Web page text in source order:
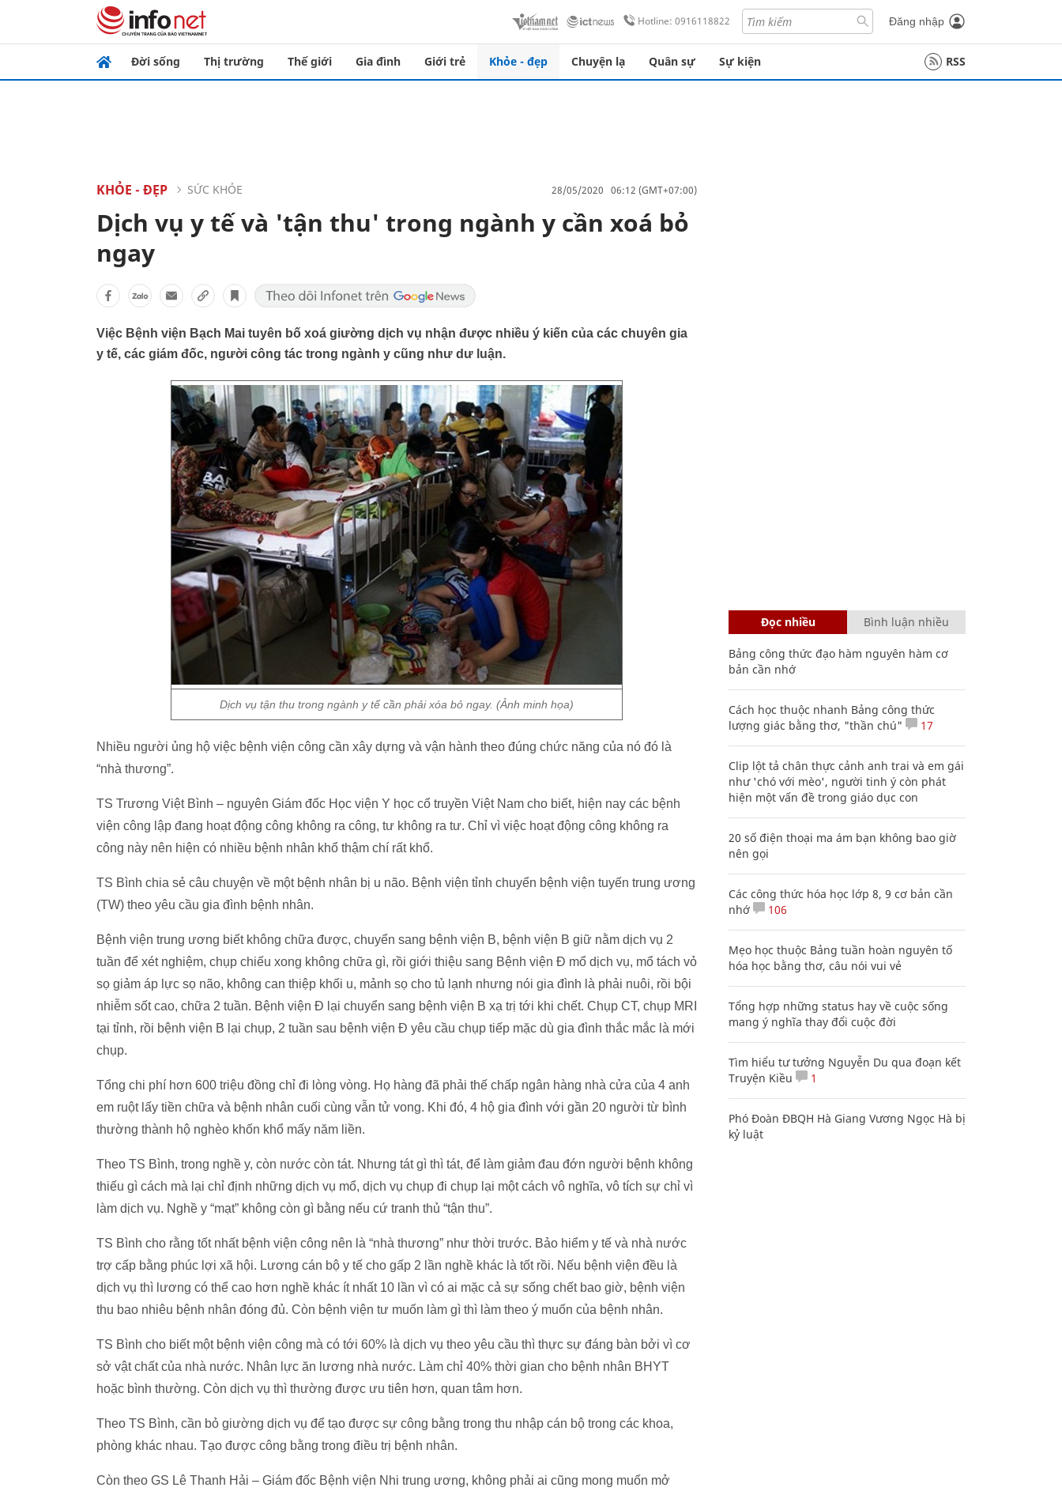
Hotline: 0916118822 Đăng nhập
Đời sống Thị trường Thế giới Gia đình Giới trẻ Khỏe - đẹp Chuyện lạ Quân sự Sự kiện RSS
KHỎE - ĐẸP SỨC KHỎE 28/05/2020 06:12 (GMT+07:00)
Dịch vụ y tế và 'tận thu' trong ngành y cần xoá bỏ
ngay
Việc Bệnh viện Bạch Mai tuyên bố xoá giường dịch vụ nhận được nhiều ý kiến của các chuyên gia
y tế, các giám đốc, người công tác trong ngành y cũng như dư luận.
Dịch vụ tận thu trong ngành y tế cần phải xóa bỏ ngay. (Ảnh minh họa)
Nhiều người ủng hộ việc bệnh viện công cần xây dựng và vận hành theo đúng chức năng của nó đó là
“nhà thương”.
TS Trương Việt Bình – nguyên Giám đốc Học viện Y học cổ truyền Việt Nam cho biết, hiện nay các bệnh
viện công lập đang hoạt động công không ra công, tư không ra tư. Chỉ vì việc hoạt động công không ra
công này nên hiện có nhiều bệnh nhân khổ thậm chí rất khổ.
TS Bình chia sẻ câu chuyện về một bệnh nhân bị u não. Bệnh viện tỉnh chuyển bệnh viện tuyến trung ương
(TW) theo yêu cầu gia đình bệnh nhân.
Bệnh viện trung ương biết không chữa được, chuyển sang bệnh viện B, bệnh viện B giữ nằm dịch vụ 2
tuần để xét nghiệm, chụp chiếu xong không chữa gì, rồi giới thiệu sang Bệnh viện Đ mổ dịch vụ, mổ tách vỏ
sọ giảm áp lực sọ não, không can thiệp khối u, mảnh sọ cho tủ lạnh nhưng nói gia đình là phải nuôi, rồi bội
nhiễm sốt cao, chữa 2 tuần. Bệnh viện Đ lại chuyển sang bệnh viện B xạ trị tới khi chết. Chụp CT, chụp MRI
tại tỉnh, rồi bệnh viện B lại chụp, 2 tuần sau bệnh viện Đ yêu cầu chụp tiếp mặc dù gia đình thắc mắc là mới
chụp.
Tổng chi phí hơn 600 triệu đồng chỉ đi lòng vòng. Họ hàng đã phải thế chấp ngân hàng nhà cửa của 4 anh
em ruột lấy tiền chữa và bệnh nhân cuối cùng vẫn tử vong. Khi đó, 4 hộ gia đình với gần 20 người từ bình
thường thành hộ nghèo khốn khổ mấy năm liền.
Theo TS Bình, trong nghề y, còn nước còn tát. Nhưng tát gì thì tát, để làm giảm đau đớn người bệnh không
thiếu gì cách mà lại chỉ định những dịch vụ mổ, dịch vụ chụp đi chụp lại một cách vô nghĩa, vô tích sự chỉ vì
làm dịch vụ. Nghề y “mạt” không còn gì bằng nếu cứ tranh thủ “tận thu”.
TS Bình cho rằng tốt nhất bệnh viện công nên là “nhà thương” như thời trước. Bảo hiểm y tế và nhà nước
trợ cấp bằng phúc lợi xã hội. Lương cán bộ y tế cho gấp 2 lần nghề khác là tốt rồi. Nếu bệnh viện đều là
dịch vụ thì lương có thể cao hơn nghề khác ít nhất 10 lần vì có ai mặc cả sự sống chết bao giờ, bệnh viện
thu bao nhiêu bệnh nhân đóng đủ. Còn bệnh viện tư muốn làm gì thì làm theo ý muốn của bệnh nhân.
TS Bình cho biết một bệnh viện công mà có tới 60% là dịch vụ theo yêu cầu thì thực sự đáng bàn bởi vì cơ
sở vật chất của nhà nước. Nhân lực ăn lương nhà nước. Làm chỉ 40% thời gian cho bệnh nhân BHYT
hoặc bình thường. Còn dịch vụ thì thường được ưu tiên hơn, quan tâm hơn.
Theo TS Bình, cần bỏ giường dịch vụ để tạo được sự công bằng trong thu nhập cán bộ trong các khoa,
phòng khác nhau. Tạo được công bằng trong điều trị bệnh nhân.
Còn theo GS Lê Thanh Hải – Giám đốc Bệnh viện Nhi trung ương, không phải ai cũng mong muốn mở
Đọc nhiều Bình luận nhiều
Bảng công thức đạo hàm nguyên hàm cơ
bản cần nhớ
Cách học thuộc nhanh Bảng công thức
lượng giác bằng thơ, "thần chú"
17
Clip lột tả chân thực cảnh anh trai và em gái
như 'chó với mèo', người tinh ý còn phát
hiện một vấn đề trong giáo dục con
20 số điện thoại ma ám bạn không bao giờ
nên gọi
Các công thức hóa học lớp 8, 9 cơ bản cần
nhớ
106
Mẹo học thuộc Bảng tuần hoàn nguyên tố
hóa học bằng thơ, câu nói vui vẻ
Tổng hợp những status hay về cuộc sống
mang ý nghĩa thay đổi cuộc đời
Tìm hiểu tư tưởng Nguyễn Du qua đoạn kết
Truyện Kiều
1
Phó Đoàn ĐBQH Hà Giang Vương Ngọc Hà bị
kỷ luật